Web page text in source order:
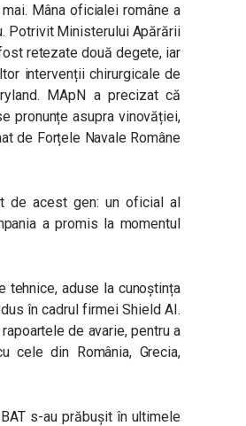
Mâna oficialei române a
Potrivit Ministerului Apărării
retezate două degete, iar
intervenții chirurgicale de
MApN a precizat că
pronunțe asupra vinovăției,
de Forțele Navale Române
de acest gen: un oficial al
a promis la momentul
tehnice, aduse la cunoștința
în cadrul firmei Shield AI.
de avarie, pentru a
cele din România, Grecia,
s-au prăbușit în ultimele